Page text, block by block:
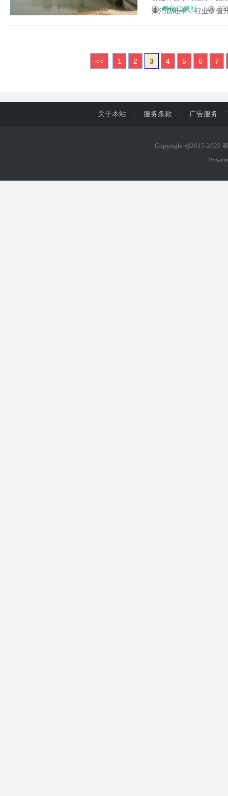
来消费旺季，行业价值
奉化信息社
<< 1 2 3 4 5 6 7
关于本站 / 服务条款 / 广告服务 /
Copyright ◎2015-2020